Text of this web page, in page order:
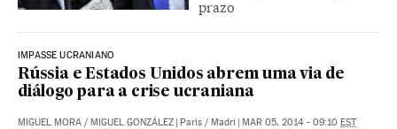
prazo
IMPASSE UCRANIANO
Rússia e Estados Unidos abrem uma via de
diálogo para a crise ucraniana
MIGUEL MORA / MIGUEL GONZÁLEZ | Paris / Madri | MAR 05, 2014 - 09:10 EST